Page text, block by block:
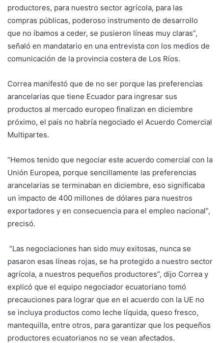
productores, para nuestro sector agrícola, para las
compras públicas, poderoso instrumento de desarrollo
que no íbamos a ceder, se pusieron líneas muy claras”,
señaló en mandatario en una entrevista con los medios de
comunicación de la provincia costera de Los Ríos.
Correa manifestó que de no ser porque las preferencias
arancelarias que tiene Ecuador para ingresar sus
productos al mercado europeo finalizan en diciembre
próximo, el país no habría negociado el Acuerdo Comercial
Multipartes.
“Hemos tenido que negociar este acuerdo comercial con la
Unión Europea, porque sencillamente las preferencias
arancelarias se terminaban en diciembre, eso significaba
un impacto de 400 millones de dólares para nuestros
exportadores y en consecuencia para el empleo nacional”,
precisó.
“Las negociaciones han sido muy exitosas, nunca se
pasaron esas líneas rojas, se ha protegido a nuestro sector
agrícola, a nuestros pequeños productores”, dijo Correa y
explicó que el equipo negociador ecuatoriano tomó
precauciones para lograr que en el acuerdo con la UE no
se incluya productos como leche líquida, queso fresco,
mantequilla, entre otros, para garantizar que los pequeños
productores ecuatorianos no se vean afectados.